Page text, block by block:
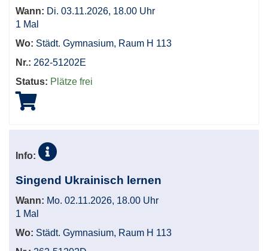
Wann: Di. 03.11.2026, 18.00 Uhr
1 Mal
Wo: Städt. Gymnasium, Raum H 113
Nr.: 262-51202E
Status: Plätze frei
Info:
Singend Ukrainisch lernen
Wann: Mo. 02.11.2026, 18.00 Uhr
1 Mal
Wo: Städt. Gymnasium, Raum H 113